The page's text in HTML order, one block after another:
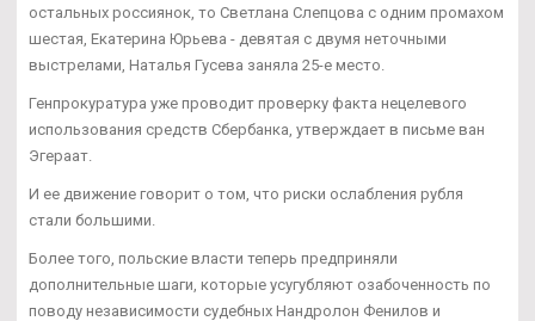
остальных россиянок, то Светлана Слепцова с одним промахом
шестая, Екатерина Юрьева - девятая с двумя неточными
выстрелами, Наталья Гусева заняла 25-е место.
Генпрокуратура уже проводит проверку факта нецелевого
использования средств Сбербанка, утверждает в письме ван
Эгераат.
И ее движение говорит о том, что риски ослабления рубля
стали большими.
Более того, польские власти теперь предприняли
дополнительные шаги, которые усугубляют озабоченность по
поводу независимости судебных Нандролон Фенилов и